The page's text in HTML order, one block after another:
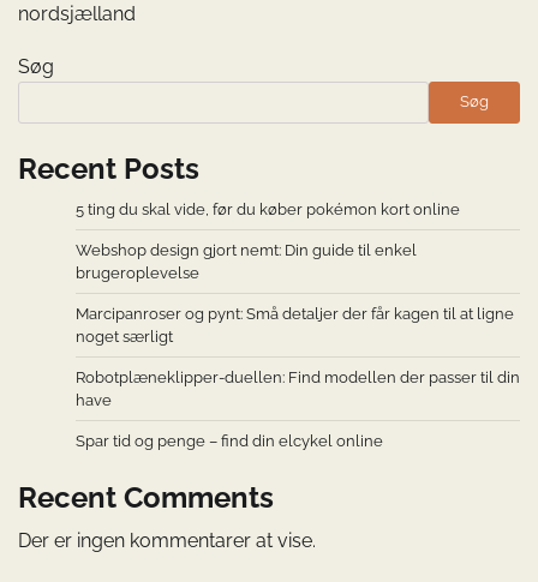
nordsjælland
Søg
Søg
Recent Posts
5 ting du skal vide, før du køber pokémon kort online
Webshop design gjort nemt: Din guide til enkel
brugeroplevelse
Marcipanroser og pynt: Små detaljer der får kagen til at ligne
noget særligt
Robotplæneklipper-duellen: Find modellen der passer til din
have
Spar tid og penge – find din elcykel online
Recent Comments
Der er ingen kommentarer at vise.